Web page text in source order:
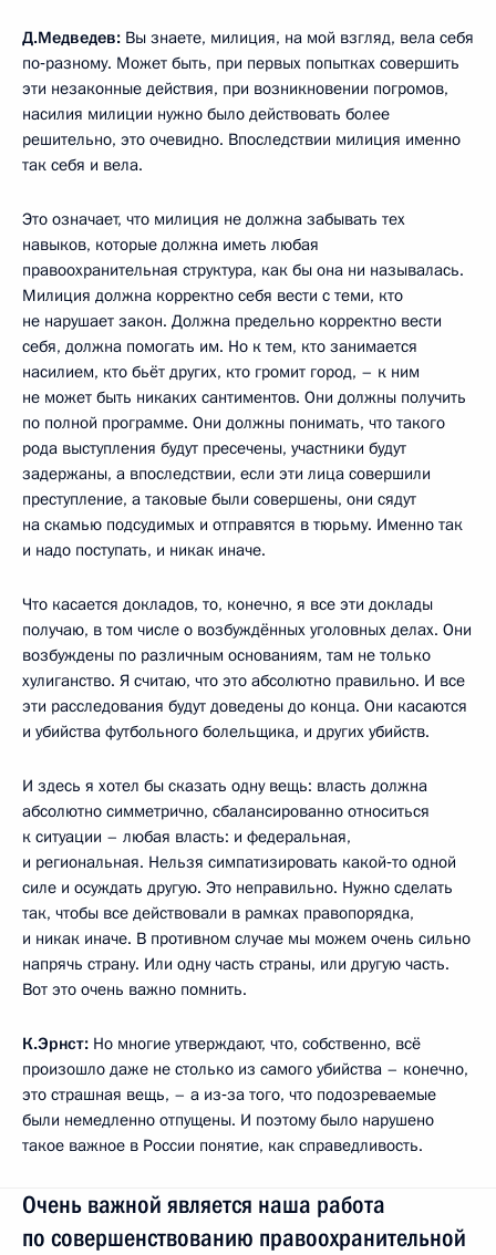
Д.Медведев: Вы знаете, милиция, на мой взгляд, вела себя
по‑разному. Может быть, при первых попытках совершить
эти незаконные действия, при возникновении погромов,
насилия милиции нужно было действовать более
решительно, это очевидно. Впоследствии милиция именно
так себя и вела.
Это означает, что милиция не должна забывать тех
навыков, которые должна иметь любая
правоохранительная структура, как бы она ни называлась.
Милиция должна корректно себя вести с теми, кто
не нарушает закон. Должна предельно корректно вести
себя, должна помогать им. Но к тем, кто занимается
насилием, кто бьёт других, кто громит город, – к ним
не может быть никаких сантиментов. Они должны получить
по полной программе. Они должны понимать, что такого
рода выступления будут пресечены, участники будут
задержаны, а впоследствии, если эти лица совершили
преступление, а таковые были совершены, они сядут
на скамью подсудимых и отправятся в тюрьму. Именно так
и надо поступать, и никак иначе.
Что касается докладов, то, конечно, я все эти доклады
получаю, в том числе о возбуждённых уголовных делах. Они
возбуждены по различным основаниям, там не только
хулиганство. Я считаю, что это абсолютно правильно. И все
эти расследования будут доведены до конца. Они касаются
и убийства футбольного болельщика, и других убийств.
И здесь я хотел бы сказать одну вещь: власть должна
абсолютно симметрично, сбалансированно относиться
к ситуации – любая власть: и федеральная,
и региональная. Нельзя симпатизировать какой‑то одной
силе и осуждать другую. Это неправильно. Нужно сделать
так, чтобы все действовали в рамках правопорядка,
и никак иначе. В противном случае мы можем очень сильно
напрячь страну. Или одну часть страны, или другую часть.
Вот это очень важно помнить.
К.Эрнст: Но многие утверждают, что, собственно, всё
произошло даже не столько из самого убийства – конечно,
это страшная вещь, – а из‑за того, что подозреваемые
были немедленно отпущены. И поэтому было нарушено
такое важное в России понятие, как справедливость.
Очень важной является наша работа
по совершенствованию правоохранительной